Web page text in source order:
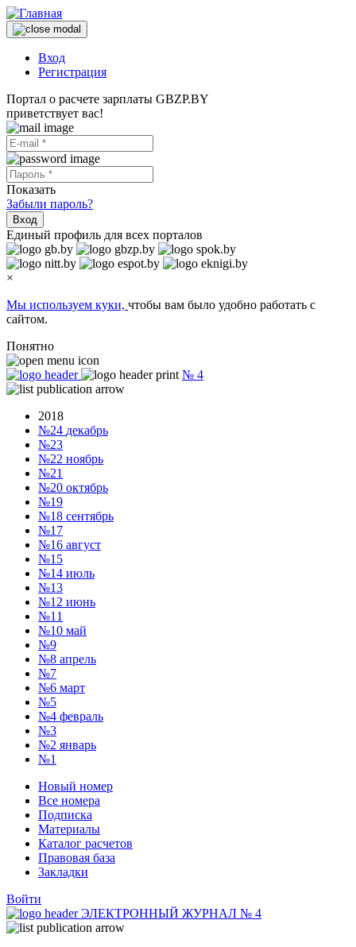
Вход
Регистрация
Портал о расчете зарплаты GBZP.BY
приветствует вас!
Показать
Забыли пароль?
Вход
Единый профиль для всех порталов
×
Мы используем куки, чтобы вам было удобно работать с
сайтом.
Понятно
№ 4
2018
№24 декабрь
№23
№22 ноябрь
№21
№20 октябрь
№19
№18 сентябрь
№17
№16 август
№15
№14 июль
№13
№12 июнь
№11
№10 май
№9
№8 апрель
№7
№6 март
№5
№4 февраль
№3
№2 январь
№1
Новый номер
Все номера
Подписка
Материалы
Каталог расчетов
Правовая база
Закладки
Войти
ЭЛЕКТРОННЫЙ ЖУРНАЛ № 4